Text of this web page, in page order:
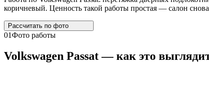
коричневый. Ценность такой работы простая — салон
Рассчитать по фото
01Фото работы
Volkswagen Passat— как это